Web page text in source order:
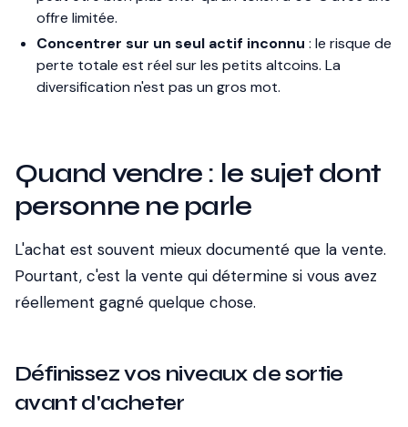
offre limitée.
Concentrer sur un seul actif inconnu : le risque de
perte totale est réel sur les petits altcoins. La
diversification n'est pas un gros mot.
Quand vendre : le sujet dont
personne ne parle
L'achat est souvent mieux documenté que la vente.
Pourtant, c'est la vente qui détermine si vous avez
réellement gagné quelque chose.
Définissez vos niveaux de sortie
avant d'acheter